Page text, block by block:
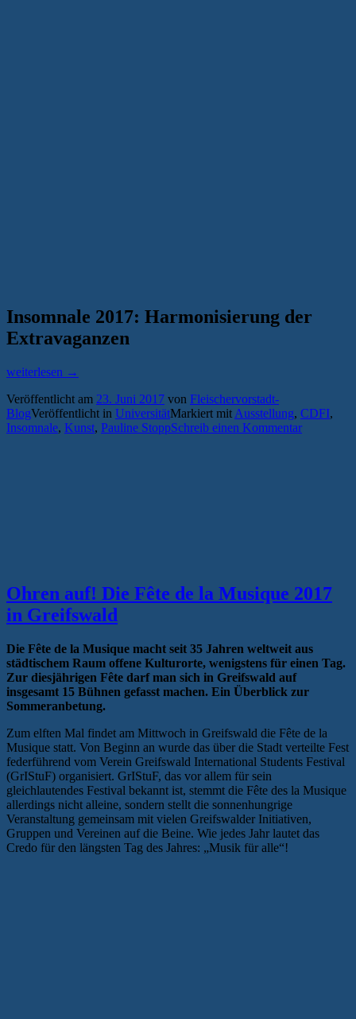
Insomnale 2017: Harmonisierung der
Extravaganzen
„Sanftes
Insomnale
2017“
weiterlesen →
Veröffentlicht am 23. Juni 2017 von Fleischervorstadt-
BlogVeröffentlicht in UniversitätMarkiert mit Ausstellung, CDFI,
Insomnale, Kunst, Pauline StoppSchreib einen Kommentar
Ohren auf! Die Fête de la Musique 2017
in Greifswald
Die Fête de la Musique macht seit 35 Jahren weltweit aus
städtischem Raum offene Kulturorte, wenigstens für einen Tag.
Zur diesjährigen Fête darf man sich in Greifswald auf
insgesamt 15 Bühnen gefasst machen. Ein Überblick zur
Sommeranbetung.
Zum elften Mal findet am Mittwoch in Greifswald die Fête de la
Musique statt. Von Beginn an wurde das über die Stadt verteilte Fest
federführend vom Verein Greifswald International Students Festival
(GrIStuF) organisiert. GrIStuF, das vor allem für sein
gleichlautendes Festival bekannt ist, stemmt die Fête des la Musique
allerdings nicht alleine, sondern stellt die sonnenhungrige
Veranstaltung gemeinsam mit vielen Greifswalder Initiativen,
Gruppen und Vereinen auf die Beine. Wie jedes Jahr lautet das
Credo für den längsten Tag des Jahres: „Musik für alle“!